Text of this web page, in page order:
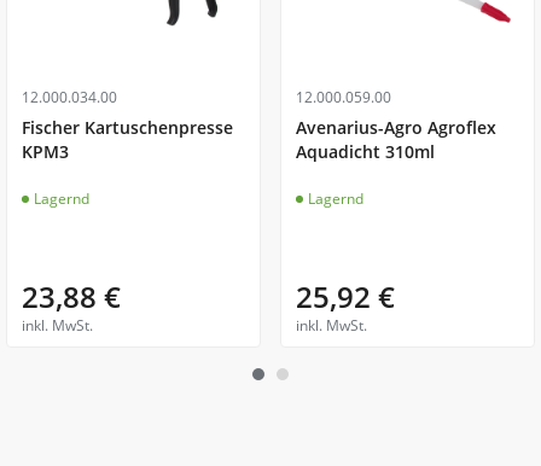
12.000.034.00
Fischer Kartuschenpresse
KPM3
Lagernd
23,88 €
inkl. MwSt.
12.000.059.00
Avenarius-Agro Agroflex
Aquadicht 310ml
Lagernd
25,92 €
inkl. MwSt.